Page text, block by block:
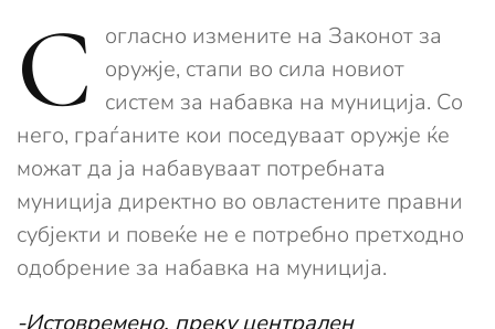
С
огласно измените на Законот за
оружје, стапи во сила новиот
систем за набавка на муниција. Со
него, граѓаните кои поседуваат оружје ќе
можат да ја набавуваат потребната
муниција директно во овластените правни
субјекти и повеќе не е потребно претходно
одобрение за набавка на муниција.